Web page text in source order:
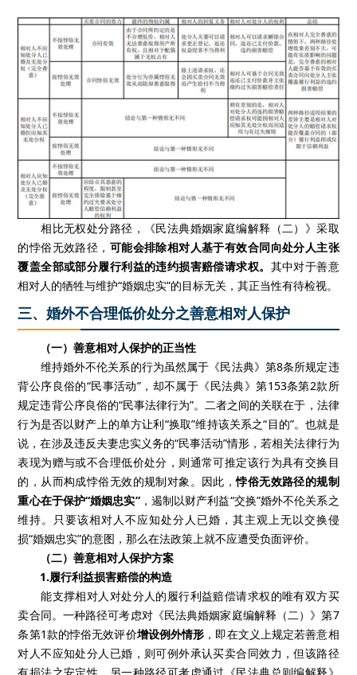
相比无权处分路径，《民法典婚姻家庭编解释（二）》采取
的悖俗无效路径， 可能会排除相对人基于有效合同向处分人主张
覆盖全部或部分履行利益的违约损害赔偿请求权。 其中对于善意
相对人的牺牲与维护“婚姻忠实”的目标无关，其正当性有待检视。
三、婚外不合理低价处分之善意相对人保护
（一）善意相对人保护的正当性
维持婚外不伦关系的行为虽然属于《民法典》第8条所规定违
背公序良俗的“民事活动”，却不属于《民法典》第153条第2款所
规定违背公序良俗的“民事法律行为”。二者之间的关联在于，法律
行为是否以财产上的单方让利“换取”维持该关系之“目的”。也就是
说，在涉及违反夫妻忠实义务的“民事活动”情形，若相关法律行为
表现为赠与或不合理低价处分，则通常可推定该行为具有交换目
的，从而构成悖俗无效的规制对象。因此，悖俗无效路径的规制
重心在于保护“婚姻忠实”，遏制以财产利益“交换”婚外不伦关系之
维持。只要该相对人不应知处分人已婚，其主观上无以交换侵
损“婚姻忠实”的意图，那么在法政策上就不应遭受负面评价。
（二）善意相对人保护方案
1.履行利益损害赔偿的构造
能支撑相对人对处分人的履行利益赔偿请求权的唯有双方买
卖合同。一种路径可考虑对《民法典婚姻家庭编解释（二）》第7
条第1款的悖俗无效评价增设例外情形 ，即在文义上规定若善意相
对人不应知处分人已婚，则可例外承认买卖合同效力，但该路径
有损法之安定性。另一种路径可考虑通过《民法典总则编解释》